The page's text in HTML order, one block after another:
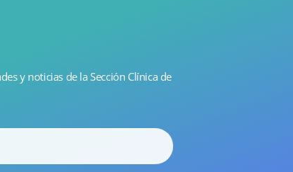
y noticias de la Sección Clínica de